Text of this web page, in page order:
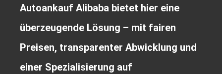
Autoankauf Alibaba bietet hier eine
überzeugende Lösung – mit fairen
Preisen, transparenter Abwicklung und
einer Spezialisierung auf